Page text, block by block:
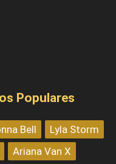
Populares
Bell
Lyla Storm
Ariana Van X